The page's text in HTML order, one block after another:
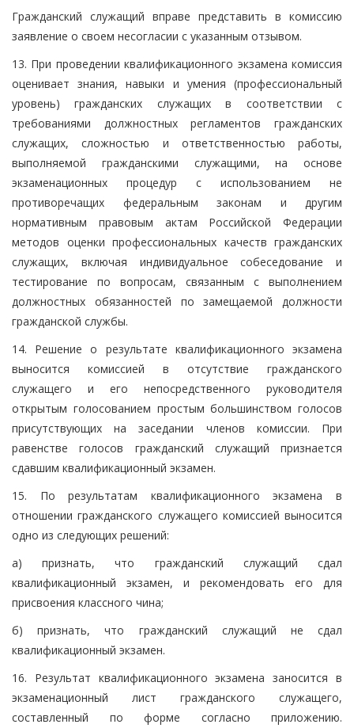
Гражданский служащий вправе представить в комиссию
заявление о своем несогласии с указанным отзывом.
13. При проведении квалификационного экзамена комиссия
оценивает знания, навыки и умения (профессиональный
уровень) гражданских служащих в соответствии с
требованиями должностных регламентов гражданских
служащих, сложностью и ответственностью работы,
выполняемой гражданскими служащими, на основе
экзаменационных процедур с использованием не
противоречащих федеральным законам и другим
нормативным правовым актам Российской Федерации
методов оценки профессиональных качеств гражданских
служащих, включая индивидуальное собеседование и
тестирование по вопросам, связанным с выполнением
должностных обязанностей по замещаемой должности
гражданской службы.
14. Решение о результате квалификационного экзамена
выносится комиссией в отсутствие гражданского
служащего и его непосредственного руководителя
открытым голосованием простым большинством голосов
присутствующих на заседании членов комиссии. При
равенстве голосов гражданский служащий признается
сдавшим квалификационный экзамен.
15. По результатам квалификационного экзамена в
отношении гражданского служащего комиссией выносится
одно из следующих решений:
а) признать, что гражданский служащий сдал
квалификационный экзамен, и рекомендовать его для
присвоения классного чина;
б) признать, что гражданский служащий не сдал
квалификационный экзамен.
16. Результат квалификационного экзамена заносится в
экзаменационный лист гражданского служащего,
составленный по форме согласно приложению.